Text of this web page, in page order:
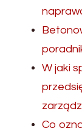
W jaki
Co